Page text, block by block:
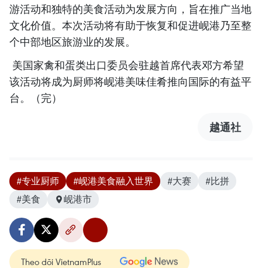
游活动和独特的美食活动为发展方向，旨在推广当地
文化价值。本次活动将有助于恢复和促进岘港乃至整
个中部地区旅游业的发展。
美国家禽和蛋类出口委员会驻越首席代表邓方希望
该活动将成为厨师将岘港美味佳肴推向国际的有益平
台。（完）
越通社
#专业厨师 #岘港美食融入世界 #大赛
#比拼
#美食
岘港市
Theo dõi VietnamPlus